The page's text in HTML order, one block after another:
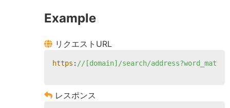
Example
リクエストURL
https : //[domain]/search/
レスポンス